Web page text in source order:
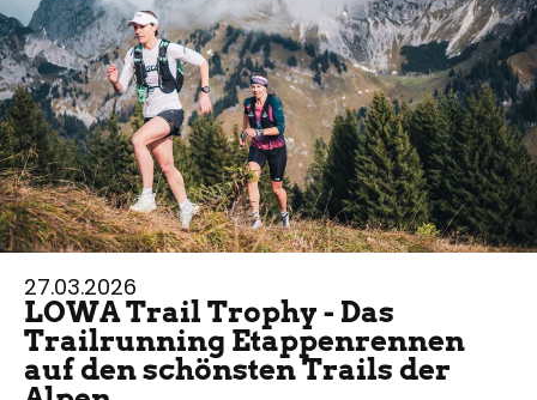
27.03.2026
LOWA Trail Trophy - Das
Trailrunning Etappenrennen
auf den schönsten Trails der